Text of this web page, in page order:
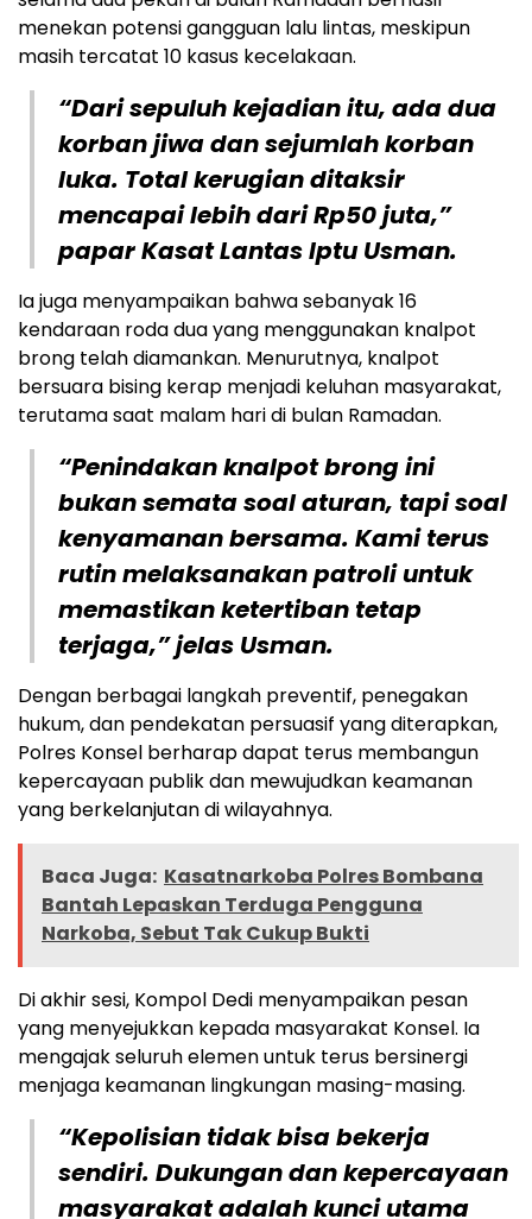
menekan potensi gangguan lalu lintas, meskipun
masih tercatat 10 kasus kecelakaan.
“Dari sepuluh kejadian itu, ada dua
korban jiwa dan sejumlah korban
luka. Total kerugian ditaksir
mencapai lebih dari Rp50 juta,”
papar Kasat Lantas Iptu Usman.
Ia juga menyampaikan bahwa sebanyak 16
kendaraan roda dua yang menggunakan knalpot
brong telah diamankan. Menurutnya, knalpot
bersuara bising kerap menjadi keluhan masyarakat,
terutama saat malam hari di bulan Ramadan.
“Penindakan knalpot brong ini
bukan semata soal aturan, tapi soal
kenyamanan bersama. Kami terus
rutin melaksanakan patroli untuk
memastikan ketertiban tetap
terjaga,” jelas Usman.
Dengan berbagai langkah preventif, penegakan
hukum, dan pendekatan persuasif yang diterapkan,
Polres Konsel berharap dapat terus membangun
kepercayaan publik dan mewujudkan keamanan
yang berkelanjutan di wilayahnya.
Baca Juga: Kasatnarkoba Polres Bombana
Bantah Lepaskan Terduga Pengguna
Narkoba, Sebut Tak Cukup Bukti
Di akhir sesi, Kompol Dedi menyampaikan pesan
yang menyejukkan kepada masyarakat Konsel. Ia
mengajak seluruh elemen untuk terus bersinergi
menjaga keamanan lingkungan masing-masing.
“Kepolisian tidak bisa bekerja
sendiri. Dukungan dan kepercayaan
masyarakat adalah kunci utama